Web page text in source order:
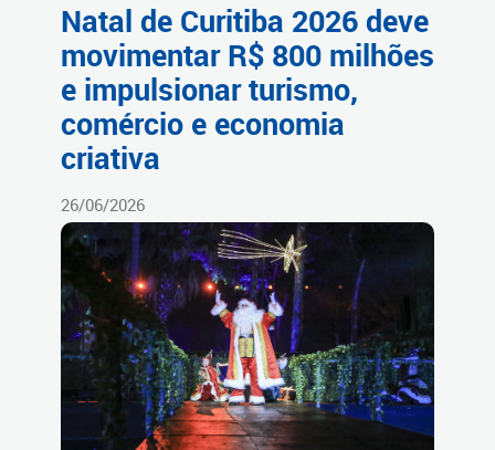
Natal de Curitiba 2026 deve
movimentar R$ 800 milhões
e impulsionar turismo,
comércio e economia
criativa
26/06/2026